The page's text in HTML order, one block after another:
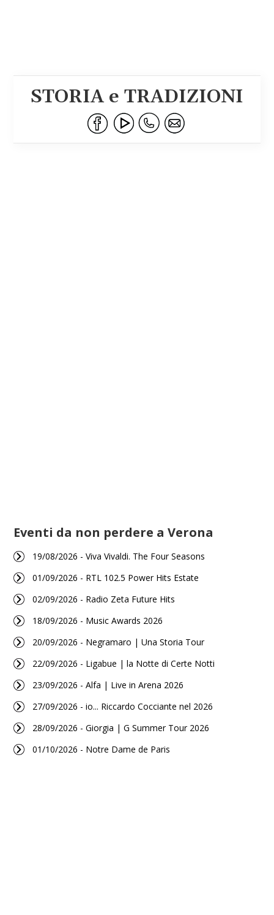
STORIA e TRADIZIONI
Eventi da non perdere a Verona
19/08/2026 - Viva Vivaldi. The Four Seasons
01/09/2026 - RTL 102.5 Power Hits Estate
02/09/2026 - Radio Zeta Future Hits
18/09/2026 - Music Awards 2026
20/09/2026 - Negramaro | Una Storia Tour
22/09/2026 - Ligabue | la Notte di Certe Notti
23/09/2026 - Alfa | Live in Arena 2026
27/09/2026 - io... Riccardo Cocciante nel 2026
28/09/2026 - Giorgia | G Summer Tour 2026
01/10/2026 - Notre Dame de Paris